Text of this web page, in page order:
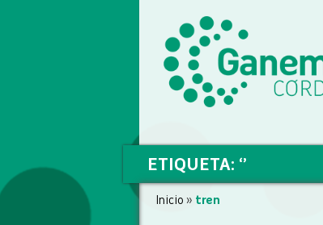
ETIQUETA: ‘’
Inicio » tren